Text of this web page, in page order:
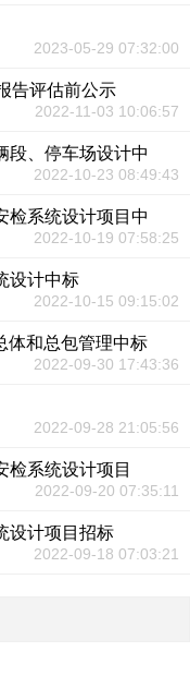
2023-05-29 07:32:00
告评估前公示
2022-11-03 10:06:57
段、停车场设计中
2022-10-23 08:49:43
检系统设计项目中
2022-10-19 07:58:25
设计中标
2022-10-15 09:15:02
体和总包管理中标
2022-09-30 17:43:36
2022-09-28 21:05:56
检系统设计项目
2022-09-20 07:35:11
设计项目招标
2022-09-18 07:03:21